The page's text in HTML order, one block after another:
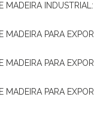
MADEIRA
MADEIRA PARA
MADEIRA PARA
MADEIRA PARA